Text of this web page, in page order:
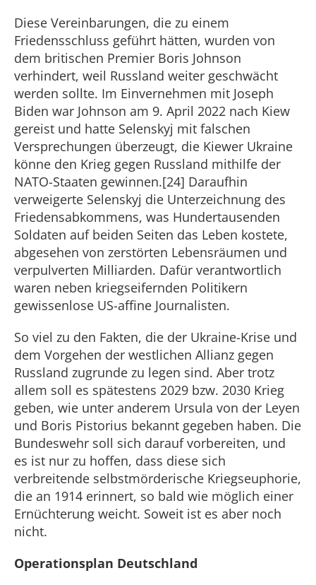
Diese Vereinbarungen, die zu einem
Friedensschluss geführt hätten, wurden von
dem britischen Premier Boris Johnson
verhindert, weil Russland weiter geschwächt
werden sollte. Im Einvernehmen mit Joseph
Biden war Johnson am 9. April 2022 nach Kiew
gereist und hatte Selenskyj mit falschen
Versprechungen überzeugt, die Kiewer Ukraine
könne den Krieg gegen Russland mithilfe der
NATO-Staaten gewinnen.[24] Daraufhin
verweigerte Selenskyj die Unterzeichnung des
Friedensabkommens, was Hundertausenden
Soldaten auf beiden Seiten das Leben kostete,
abgesehen von zerstörten Lebensräumen und
verpulverten Milliarden. Dafür verantwortlich
waren neben kriegseifernden Politikern
gewissenlose US-affine Journalisten.
So viel zu den Fakten, die der Ukraine-Krise und
dem Vorgehen der westlichen Allianz gegen
Russland zugrunde zu legen sind. Aber trotz
allem soll es spätestens 2029 bzw. 2030 Krieg
geben, wie unter anderem Ursula von der Leyen
und Boris Pistorius bekannt gegeben haben. Die
Bundeswehr soll sich darauf vorbereiten, und
es ist nur zu hoffen, dass diese sich
verbreitende selbstmörderische Kriegseuphorie,
die an 1914 erinnert, so bald wie möglich einer
Ernüchterung weicht. Soweit ist es aber noch
nicht.
Operationsplan Deutschland